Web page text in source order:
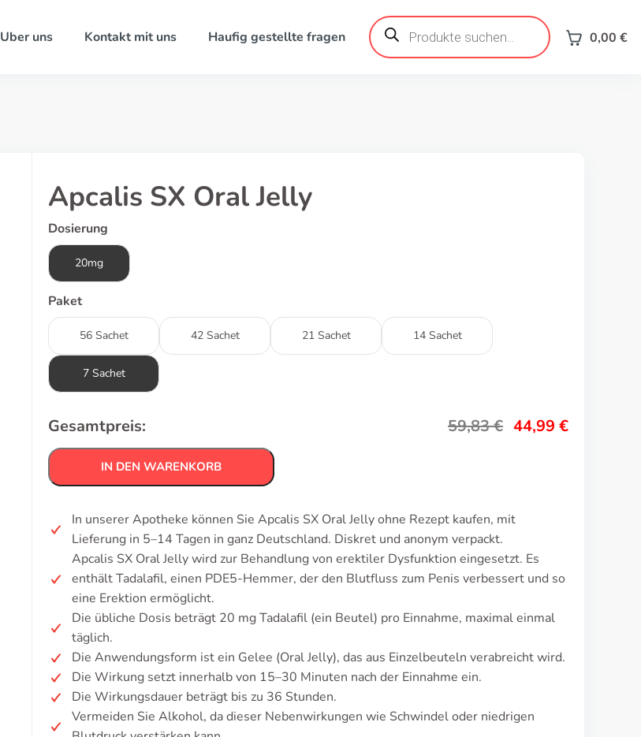
Uber uns Kontakt mit uns Haufig gestellte fragen
Products
search 0,00 €
Apcalis SX Oral Jelly
Dosierung
20mg
Paket
56 Sachet 42 Sachet 21 Sachet 14 Sachet
7 Sachet
Gesamtpreis: 59,83€ 44,99 €
IN DEN WARENKORB
In unserer Apotheke können Sie Apcalis SX Oral Jelly ohne Rezept kaufen, mit
Lieferung in 5–14 Tagen in ganz Deutschland. Diskret und anonym verpackt.
Apcalis SX Oral Jelly wird zur Behandlung von erektiler Dysfunktion eingesetzt. Es
enthält Tadalafil, einen PDE5-Hemmer, der den Blutfluss zum Penis verbessert und so
eine Erektion ermöglicht.
Die übliche Dosis beträgt 20 mg Tadalafil (ein Beutel) pro Einnahme, maximal einmal
täglich.
Die Anwendungsform ist ein Gelee (Oral Jelly), das aus Einzelbeuteln verabreicht wird.
Die Wirkung setzt innerhalb von 15–30 Minuten nach der Einnahme ein.
Die Wirkungsdauer beträgt bis zu 36 Stunden.
Vermeiden Sie Alkohol, da dieser Nebenwirkungen wie Schwindel oder niedrigen